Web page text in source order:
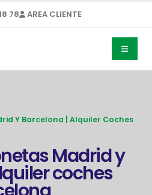
78 AREA CLIENTE
Y Barcelona | Alquiler Coches
Madrid y
coches